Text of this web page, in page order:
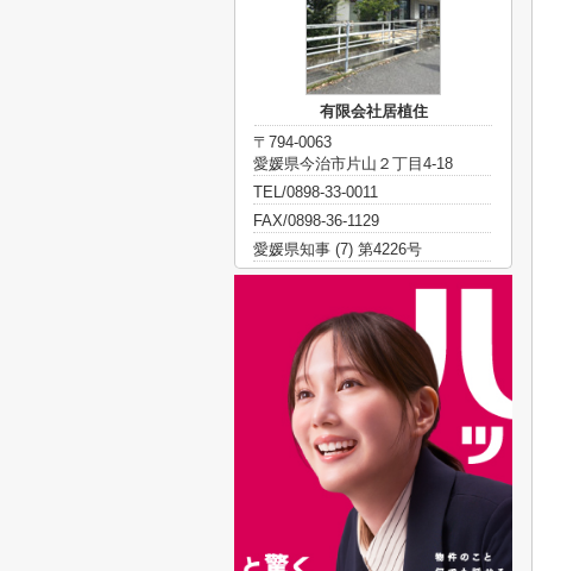
有限会社居植住
〒794-0063
愛媛県今治市片山２丁目4-18
TEL/0898-33-0011
FAX/0898-36-1129
愛媛県知事 (7) 第4226号